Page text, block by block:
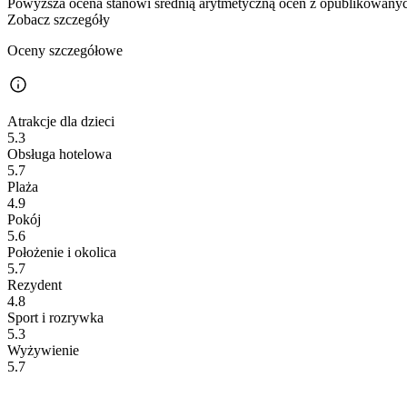
Powyższa ocena stanowi średnią arytmetyczną ocen z
Zobacz szczegóły
Oceny szczegółowe
Atrakcje dla dzieci
5.3
Obsługa hotelowa
5.7
Plaża
4.9
Pokój
5.6
Położenie i okolica
5.7
Rezydent
4.8
Sport i rozrywka
5.3
Wyżywienie
5.7